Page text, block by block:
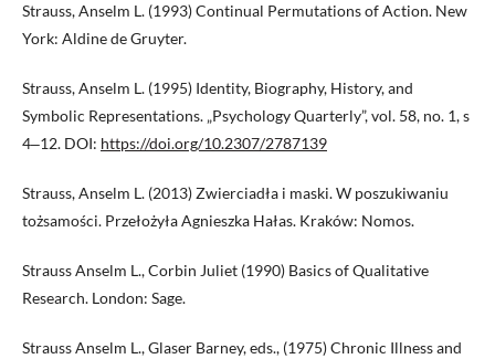
Strauss, Anselm L. (1993) Continual Permutations of Action. New
York: Aldine de Gruyter.
Strauss, Anselm L. (1995) Identity, Biography, History, and
Symbolic Representations. „Psychology Quarterly”, vol. 58, no. 1, s
4‒12. DOI: https://doi.org/10.2307/2787139
Strauss, Anselm L. (2013) Zwierciadła i maski. W poszukiwaniu
tożsamości. Przełożyła Agnieszka Hałas. Kraków: Nomos.
Strauss Anselm L., Corbin Juliet (1990) Basics of Qualitative
Research. London: Sage.
Strauss Anselm L., Glaser Barney, eds., (1975) Chronic Illness and